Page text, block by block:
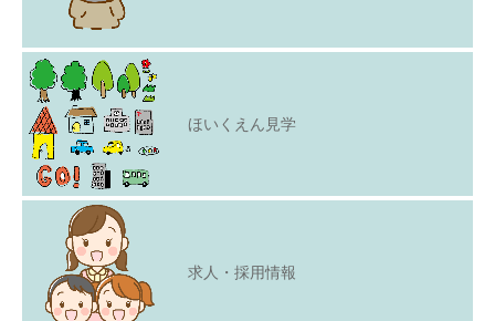
ほいくえん見学
求人・採用情報